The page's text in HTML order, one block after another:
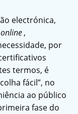
electrónica,
online,
por
termos, é
fácil”, no
ao público
fase do